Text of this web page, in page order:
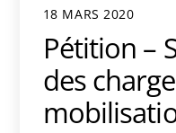
18 MARS 2020
Pétition –
des